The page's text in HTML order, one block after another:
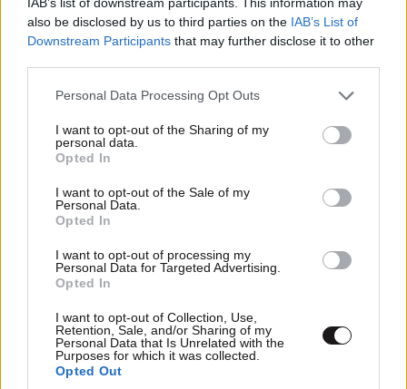
also be disclosed by us to third parties on the IAB’s List of
Downstream Participants that may further disclose it to other
Please note that this website/app uses one or more Google
not limited to your visit or usage behaviour. You may click to
grant or deny consent to Google and its third-party tags to
use your data for below specified purposes in below Google
consent section.
Personal Data Processing Opt Outs
I want to opt-out of the Sharing of my
personal data.
Opted In
I want to opt-out of the Sale of my
Personal Data.
Opted In
I want to opt-out of processing my
Personal Data for Targeted Advertising.
Opted In
I want to opt-out of Collection, Use,
Retention, Sale, and/or Sharing of my
Personal Data that Is Unrelated with the
Purposes for which it was collected.
Opted Out
Constantined 19·02·2020 08:34
Ως αθλητής ήταν εξαιρετικός και ποτέ δεν ακούστηκε
για τον επαγγελματικό δεν γνωρίζω, οπότε και μόνο
από την εμπειρία που έχει επί αυτών των θεμάτων θα
έπρεπε τουλάχιστον να σεβαστούν την άποψη του και
Απαντήστε